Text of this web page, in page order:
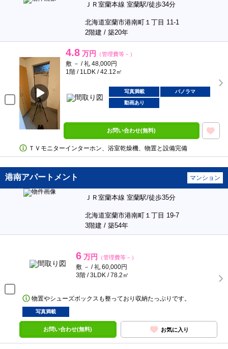
ＪＲ室蘭本線 室蘭駅/徒歩34分
北海道室蘭市港南町１丁目 11-1
2階建 / 築20年
4.8 万円 （管理費等－）
敷 － / 礼 48,000円
1階 / 1LDK / 42.12㎡
写真満載
パノラマ
動画あり
お問い合わせ(無料)
ＴＶモニターインターホン、浴室乾燥機、物置と設備完備
港南アパートメント マンション
ＪＲ室蘭本線 室蘭駅/徒歩35分
北海道室蘭市港南町１丁目 19-7
3階建 / 築54年
6 万円 （管理費等－）
敷 － / 礼 60,000円
3階 / 3LDK / 78.2㎡
物置やシューズボックスも整っており収納たっぷりです。
写真満載
お問い合わせ(無料) お気に入り